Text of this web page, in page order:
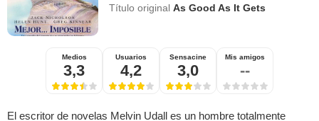
Título originalAs Good As It Gets
Medios
3,3
Usuarios
4,2
Sensacine
3,0
Mis amigos
--
El escritor de novelas Melvin Udall es un hombre totalmente